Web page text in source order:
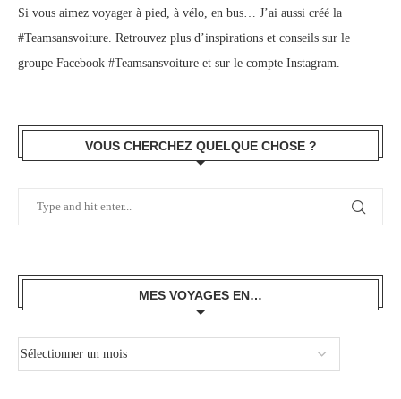
Si vous aimez voyager à pied, à vélo, en bus… J’ai aussi créé la
#Teamsansvoiture. Retrouvez plus d’inspirations et conseils sur le
groupe Facebook #Teamsansvoiture et sur le compte Instagram.
VOUS CHERCHEZ QUELQUE CHOSE ?
MES VOYAGES EN…